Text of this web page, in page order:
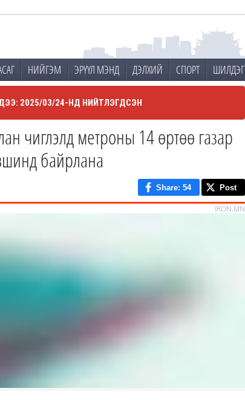
НИЙГЭМ ЭРҮҮЛ МЭНД ДЭЛХИЙ СПОРТ ШИЛДЭГ
2025/03/24-НД НИЙТЛЭГДСЭН
чиглэлд метроны 14 өртөө газар
байрлана
Share: 54 Post
IKON.MN